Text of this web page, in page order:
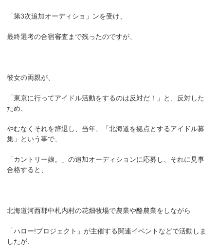
「第3次追加オーディショ」ンを受け、
最終選考の合宿審査まで残ったのですが、
彼女の両親が、
「東京に行ってアイドル活動をするのは反対だ！」と、反対した
ため、
やむなくそれを辞退し、当年、「北海道を拠点とするアイドル募
集」という事で、
「カントリー娘。」の追加オーディションに応募し、それに見事
合格すると、
北海道河西郡中札内村の花畑牧場で農業や酪農業をしながら
「ハロー!プロジェクト」が主催する関連イベントなどで活動しま
したが、